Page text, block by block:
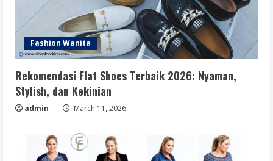
Fashion Wanita
Rekomendasi Flat Shoes Terbaik 2026: Nyaman,
Stylish, dan Kekinian
admin March 11, 2026